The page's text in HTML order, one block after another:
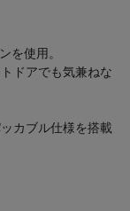
を使用。
ドアでも気兼ねな
カブル仕様を搭載